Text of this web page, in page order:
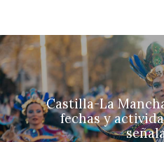
Castilla-La
fechas y